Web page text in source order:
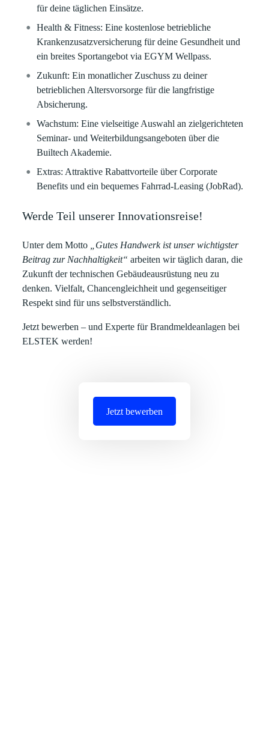
für deine täglichen Einsätze.
Health & Fitness:Eine kostenlose betriebliche
Krankenzusatzversicherung für deine Gesundheit und
ein breites Sportangebot via EGYM Wellpass.
Zukunft:Ein monatlicher Zuschuss zu deiner
betrieblichen Altersvorsorge für die langfristige
Absicherung.
Wachstum:Eine vielseitige Auswahl an zielgerichteten
Seminar- und Weiterbildungsangeboten über die
Builtech Akademie.
Extras: Attraktive Rabattvorteile über Corporate
Benefits und ein bequemes Fahrrad-Leasing (JobRad).
Werde Teil unserer Innovationsreise!
Unter dem Motto
„Gutes Handwerk ist unser wichtigster
Beitrag zur Nachhaltigkeit“ arbeiten wir täglich daran, die
Zukunft der technischen Gebäudeausrüstung neu zu
denken. Vielfalt, Chancengleichheit und gegenseitiger
Respekt sind für uns selbstverständlich.
Jetzt bewerben – und Experte für Brandmeldeanlagen bei
ELSTEK werden!
Jetzt bewerben